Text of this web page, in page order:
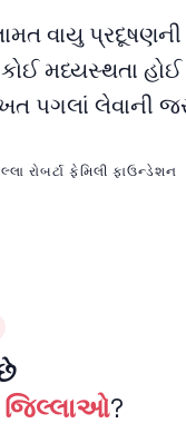
વાયુ પ્રદૂષણની
મધ્યસ્થતા
પગલાં લેવાની
રોબર્ટા ફેમિલી ફાઉન્ડેશન
જિલ્લાઓ?